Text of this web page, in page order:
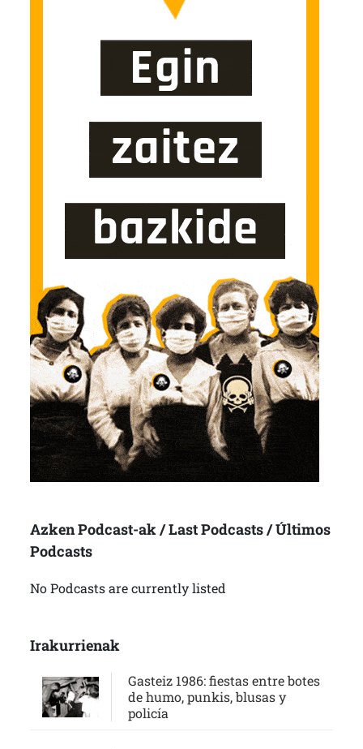
Azken Podcast-ak / Last Podcasts / Últimos
Podcasts
No Podcasts are currently listed
Irakurrienak
Gasteiz 1986: fiestas entre botes
de humo, punkis, blusas y
policía